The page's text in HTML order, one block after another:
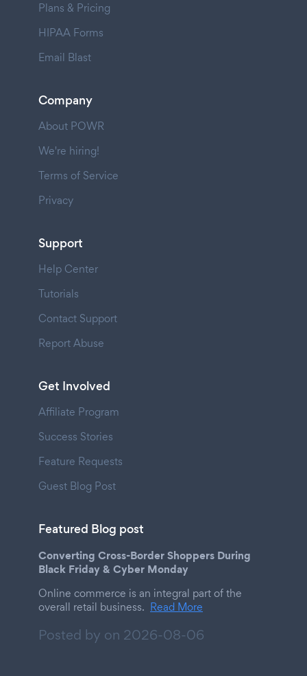
Plans & Pricing
HIPAA Forms
Email Blast
Company
About POWR
We're hiring!
Terms of Service
Privacy
Support
Help Center
Tutorials
Contact Support
Report Abuse
Get Involved
Affiliate Program
Success Stories
Feature Requests
Guest Blog Post
Featured Blog post
Converting Cross-Border Shoppers During
Black Friday & Cyber Monday
Online commerce is an integral part of the
overall retail business. Read More
Posted by on 2026-08-06